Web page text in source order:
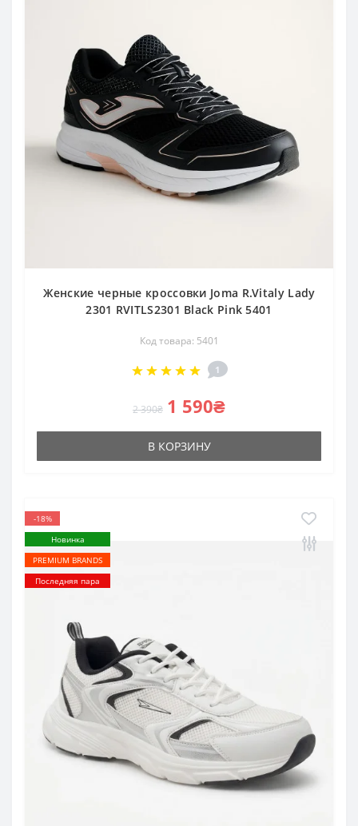
Женские черные кроссовки Joma R.Vitaly Lady
2301 RVITLS2301 Black Pink 5401
Код товара: 5401
1
2 390₴ 1 590₴
В КОРЗИНУ
-18%
Новинка
PREMIUM BRANDS
Последняя пара